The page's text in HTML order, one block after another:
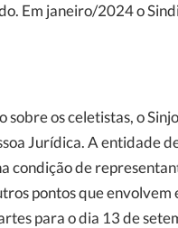
Em janeiro/2024 o
sobre os celetistas, o
Jurídica. A entidade
condição de
pontos que
para o dia 13 de